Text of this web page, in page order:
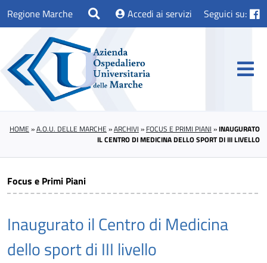
Regione Marche Accedi ai servizi Seguici su:
HOME »A.O.U. DELLE MARCHE »ARCHIVI » FOCUS E PRIMI PIANI »INAUGURATO
IL CENTRO DI MEDICINA DELLO SPORT DI III LIVELLO
Focus e Primi Piani
Inaugurato il Centro di Medicina
dello sport di III livello